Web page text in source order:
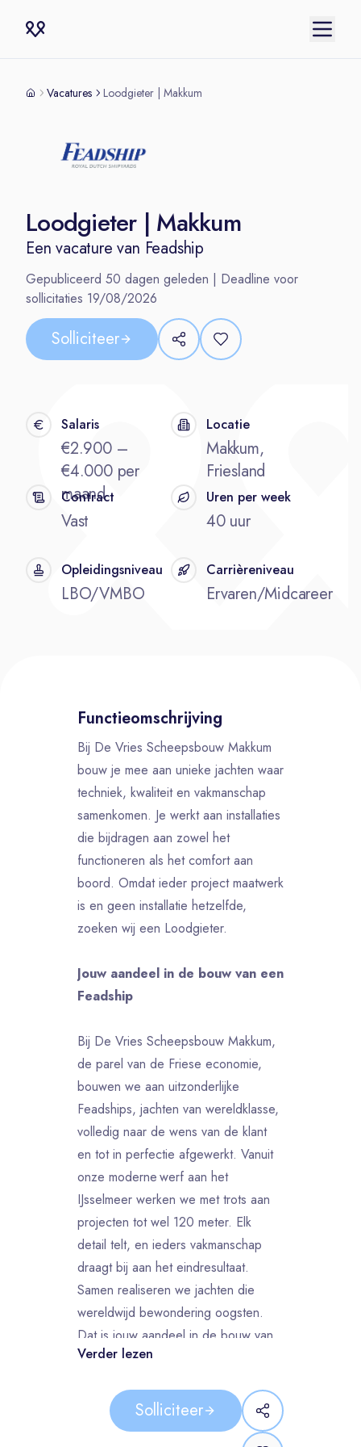
Vacatures Loodgieter | Makkum
Loodgieter | Makkum
Een vacature van Feadship
Gepubliceerd 50 dagen geleden | Deadline voor
sollicitaties 19/08/2026
Solliciteer
Salaris
€2.900 –
€4.000 per
maand
Locatie
Makkum,
Friesland
Contract
Vast
Uren per week
40 uur
Opleidingsniveau
LBO/VMBO
Carrièreniveau
Ervaren/Midcareer
Functieomschrijving
Bij De Vries Scheepsbouw Makkum
bouw je mee aan unieke jachten waar
techniek, kwaliteit en vakmanschap
samenkomen. Je werkt aan installaties
die bijdragen aan zowel het
functioneren als het comfort aan
boord. Omdat ieder project maatwerk
is en geen installatie hetzelfde,
zoeken wij een Loodgieter.
Jouw aandeel in de bouw van een
Feadship
Bij De Vries Scheepsbouw Makkum,
de parel van de Friese economie,
bouwen we aan uitzonderlijke
Feadships, jachten van wereldklasse,
volledig naar de wens van de klant
en tot in perfectie afgewerkt. Vanuit
onze moderne werf aan het
IJsselmeer werken we met trots aan
projecten tot wel 120 meter. Elk
detail telt, en ieders vakmanschap
draagt bij aan het eindresultaat.
Samen realiseren we jachten die
wereldwijd bewondering oogsten.
Dat is jouw aandeel in de bouw van
een Feadship.
Als Loodgieter werk je mee aan de
Verder lezen
Solliciteer